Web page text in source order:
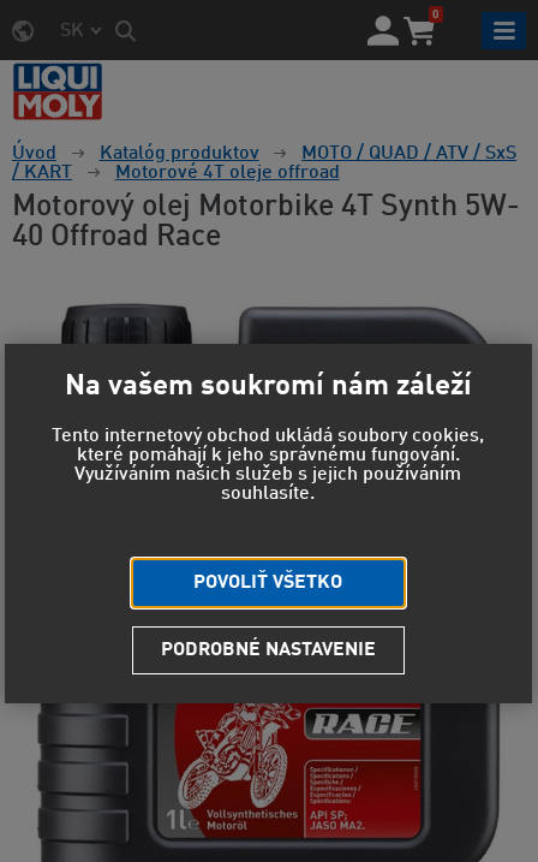
SK
0
Úvod Katalóg produktov
MOTO / QUAD / ATV / SxS
/ KART
Motorové 4T oleje offroad
Motorový olej Motorbike 4T Synth 5W-
40 Offroad Race
Na vašem soukromí nám záleží
Tento internetový obchod ukládá soubory cookies,
které pomáhají k jeho správnému fungování.
Využíváním našich služeb s jejich používáním
souhlasíte.
POVOLIŤ VŠETKO
PODROBNÉ NASTAVENIE